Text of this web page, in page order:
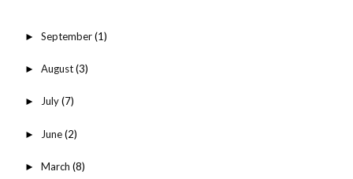
► September(1)
► August(3)
► July(7)
► June(2)
► March (8)